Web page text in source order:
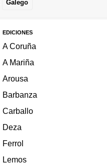
Galego
EDICIONES
A Coruña
A Mariña
Arousa
Barbanza
Carballo
Deza
Ferrol
Lemos